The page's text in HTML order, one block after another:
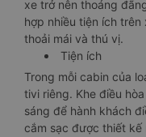
xe trở nên thoáng
hợp nhiều tiện ích
thoải mái và thú vị.
Tiện ích
Trong mỗi cabin của
tivi riêng. Khe điều
sáng để hành khách
cắm sạc được thiết kế